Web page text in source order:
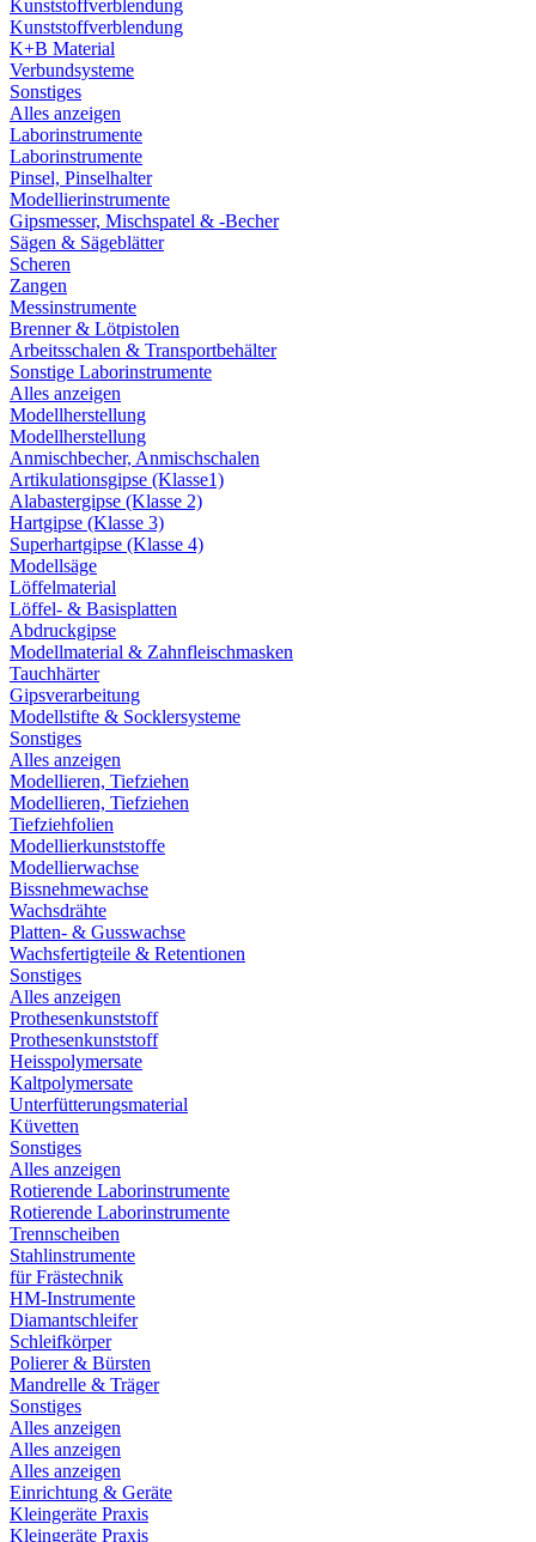
Kunststoffverblendung
Kunststoffverblendung
K+B Material
Verbundsysteme
Sonstiges
Alles anzeigen
Laborinstrumente
Laborinstrumente
Pinsel, Pinselhalter
Modellierinstrumente
Gipsmesser, Mischspatel & -Becher
Sägen & Sägeblätter
Scheren
Zangen
Messinstrumente
Brenner & Lötpistolen
Arbeitsschalen & Transportbehälter
Sonstige Laborinstrumente
Alles anzeigen
Modellherstellung
Modellherstellung
Anmischbecher, Anmischschalen
Artikulationsgipse (Klasse1)
Alabastergipse (Klasse 2)
Hartgipse (Klasse 3)
Superhartgipse (Klasse 4)
Modellsäge
Löffelmaterial
Löffel- & Basisplatten
Abdruckgipse
Modellmaterial & Zahnfleischmasken
Tauchhärter
Gipsverarbeitung
Modellstifte & Socklersysteme
Sonstiges
Alles anzeigen
Modellieren, Tiefziehen
Modellieren, Tiefziehen
Tiefziehfolien
Modellierkunststoffe
Modellierwachse
Bissnehmewachse
Wachsdrähte
Platten- & Gusswachse
Wachsfertigteile & Retentionen
Sonstiges
Alles anzeigen
Prothesenkunststoff
Prothesenkunststoff
Heisspolymersate
Kaltpolymersate
Unterfütterungsmaterial
Küvetten
Sonstiges
Alles anzeigen
Rotierende Laborinstrumente
Rotierende Laborinstrumente
Trennscheiben
Stahlinstrumente
für Frästechnik
HM-Instrumente
Diamantschleifer
Schleifkörper
Polierer & Bürsten
Mandrelle & Träger
Sonstiges
Alles anzeigen
Alles anzeigen
Alles anzeigen
Einrichtung & Geräte
Kleingeräte Praxis
Kleingeräte Praxis